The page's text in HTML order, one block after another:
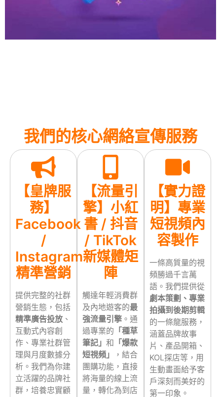
我們的核心網絡宣傳服務
【皇牌服
務】
Facebook
/
Instagram
精準營銷
提供完整的社群
營銷生態，包括
精準廣告投放 、
互動式內容創
作、專業社群管
理與月度數據分
析。我們為你建
立活躍的品牌社
群，培養忠實顧
【流量引
擎】小紅
書 / 抖音
/ TikTok
新媒體矩
陣
觸達年輕消費群
及內地遊客的最
強流量引擎 。通
過專業的 「種草
筆記」 和 「爆款
短視頻」
，結合
團購功能，直接
將海量的線上流
量，轉化為到店
【實力證
明】專業
短視頻內
容製作
一條高質量的視
頻勝過千言萬
語。我們提供從
劇本策劃、專業
拍攝到後期剪輯
的一條龍服務，
涵蓋品牌故事
片、產品開箱、
KOL探店等，用
生動畫面給予客
戶深刻而美好的
第一印象。